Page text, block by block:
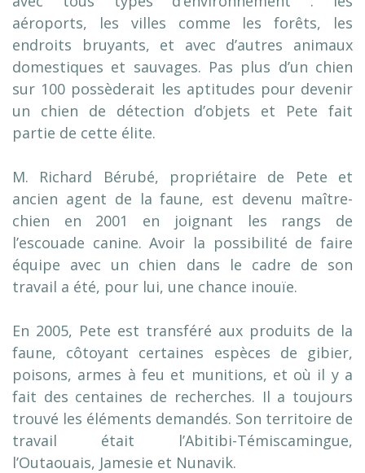
aéroports, les villes comme les forêts, les
endroits bruyants, et avec d’autres animaux
domestiques et sauvages. Pas plus d’un chien
sur 100 possèderait les aptitudes pour devenir
un chien de détection d’objets et Pete fait
partie de cette élite.
M. Richard Bérubé, propriétaire de Pete et
ancien agent de la faune, est devenu maître-
chien en 2001 en joignant les rangs de
l’escouade canine. Avoir la possibilité de faire
équipe avec un chien dans le cadre de son
travail a été, pour lui, une chance inouïe.
En 2005, Pete est transféré aux produits de la
faune, côtoyant certaines espèces de gibier,
poisons, armes à feu et munitions, et où il y a
fait des centaines de recherches. Il a toujours
trouvé les éléments demandés. Son territoire de
travail était l’Abitibi-Témiscamingue,
l’Outaouais, Jamesie et Nunavik.